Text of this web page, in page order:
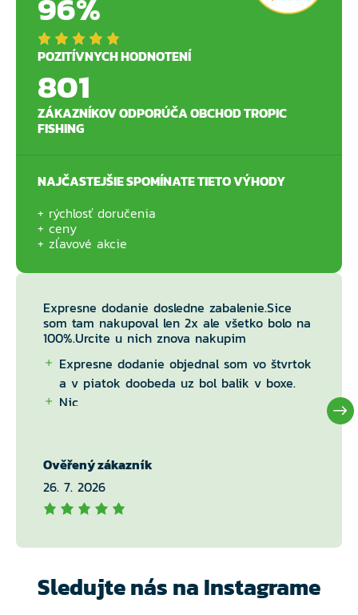
POZITÍVNYCH HODNOTENÍ
801
ZÁKAZNÍKOV ODPORÚČA OBCHOD TROPIC
FISHING
NAJČASTEJŠIE SPOMÍNATE TIETO VÝHODY
rýchlosť doručenia
ceny
zľavové akcie
Expresne dodanie dosledne zabalenie.Sice
som tam nakupoval len 2x ale všetko bolo na
100%.Urcite u nich znova nakupim
Expresne dodanie objednal som vo štvrtok
a v piatok doobeda uz bol balik v boxe.
Nic
Ověřený zákazník
26. 7. 2026
Sledujte nás na Instagrame